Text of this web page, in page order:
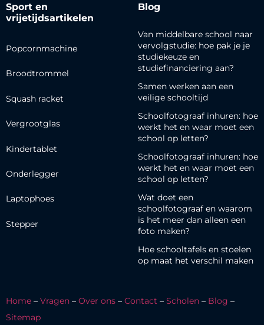
Sport en
vrijetijdsartikelen
Popcornmachine
Broodtrommel
Squash racket
Vergrootglas
Kindertablet
Onderlegger
Laptophoes
Stepper
Blog
Van middelbare school naar
vervolgstudie: hoe pak je je
studiekeuze en
studiefinanciering aan?
Samen werken aan een
veilige schooltijd
Schoolfotograaf inhuren: hoe
werkt het en waar moet een
school op letten?
Schoolfotograaf inhuren: hoe
werkt het en waar moet een
school op letten?
Wat doet een
schoolfotograaf en waarom
is het meer dan alleen een
foto maken?
Hoe schooltafels en stoelen
op maat het verschil maken
Home – Vragen – Over ons – Contact – Scholen – Blog –
Sitemap